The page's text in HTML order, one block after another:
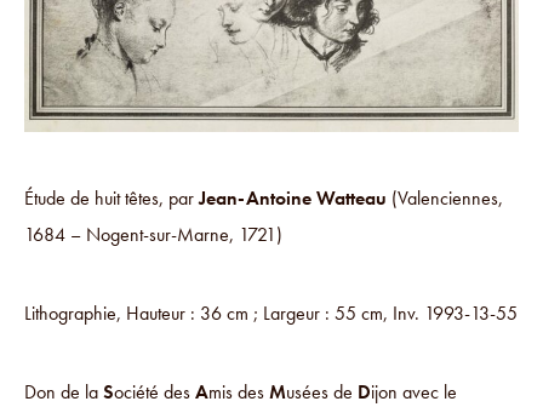
Étude de huit têtes, parJean-Antoine Watteau (Valenciennes,
1684 – Nogent-sur-Marne, 1721)
Lithographie, Hauteur : 36 cm ; Largeur : 55 cm, Inv. 1993-13-55
Don de laSociété desAmis desMusées de Dijon avec le